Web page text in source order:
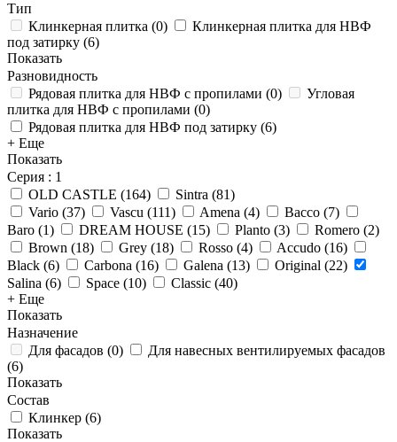
Тип
Клинкерная плитка (0)
Клинкерная плитка для НВФ
под затирку (6)
Показать
Разновидность
Рядовая плитка для НВФ с пропилами (0)
Угловая
плитка для НВФ с пропилами (0)
Рядовая плитка для НВФ под затирку (6)
+ Еще
Показать
Серия : 1
OLD CASTLE (164) Sintra (81)
Vario (37) Vascu (111) Amena (4) Bacco (7)
Baro (1) DREAM HOUSE (15) Planto (3) Romero (2)
Brown (18) Grey (18) Rosso (4) Accudo (16)
Black (6) Carbona (16) Galena (13) Original (22)
Salina (6) Space (10) Classic (40)
+ Еще
Показать
Назначение
Для фасадов (0)
Для навесных вентилируемых фасадов
(6)
Показать
Состав
Клинкер (6)
Показать